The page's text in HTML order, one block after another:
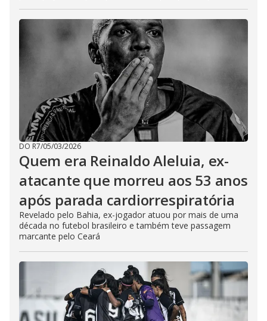
DO R7/05/03/2026
Quem era Reinaldo Aleluia, ex-
atacante que morreu aos 53 anos
após parada cardiorrespiratória
Revelado pelo Bahia, ex-jogador atuou por mais de uma
década no futebol brasileiro e também teve passagem
marcante pelo Ceará